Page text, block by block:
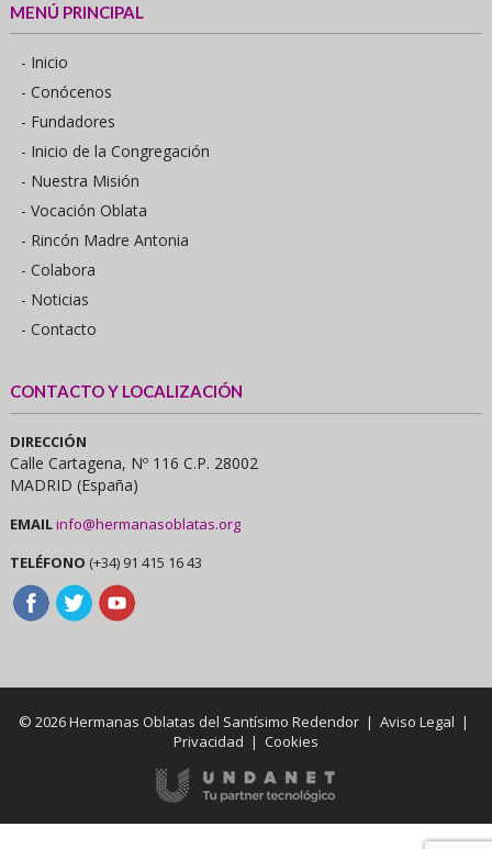
MENÚ PRINCIPAL
- Inicio
- Conócenos
- Fundadores
- Inicio de la Congregación
- Nuestra Misión
- Vocación Oblata
- Rincón Madre Antonia
- Colabora
- Noticias
- Contacto
CONTACTO Y LOCALIZACIÓN
DIRECCIÓN
Calle Cartagena, Nº 116 C.P. 28002
MADRID (España)
EMAILinfo@hermanasoblatas.org
TELÉFONO (+34) 91 415 16 43
© 2026 Hermanas Oblatas del Santísimo Redendor |Aviso Legal |
Privacidad | Cookies